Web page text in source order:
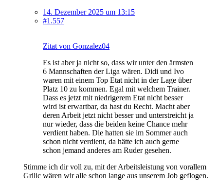
14. Dezember 2025 um 13:15
#1.557
Zitat von Gonzalez04
Es ist aber ja nicht so, dass wir unter den ärmsten
6 Mannschaften der Liga wären. Didi und Ivo
waren mit einem Top Etat nicht in der Lage über
Platz 10 zu kommen. Egal mit welchem Trainer.
Dass es jetzt mit niedrigerem Etat nicht besser
wird ist erwartbar, da hast du Recht. Macht aber
deren Arbeit jetzt nicht besser und unterstreicht ja
nur wieder, dass die beiden keine Chance mehr
verdient haben. Die hatten sie im Sommer auch
schon nicht verdient, da hätte ich auch gerne
schon jemand anderes am Ruder gesehen.
Stimme ich dir voll zu, mit der Arbeitsleistung von vorallem
Grilic wären wir alle schon lange aus unserem Job geflogen.